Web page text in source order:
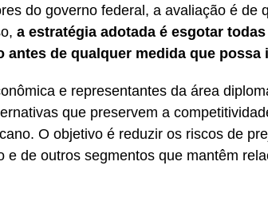
do governo federal, a avaliação é de
a estratégia adotada é esgotar
antes de qualquer medida que
e representantes da área
que preservem a
O objetivo é reduzir os riscos de
e de outros segmentos que mantêm